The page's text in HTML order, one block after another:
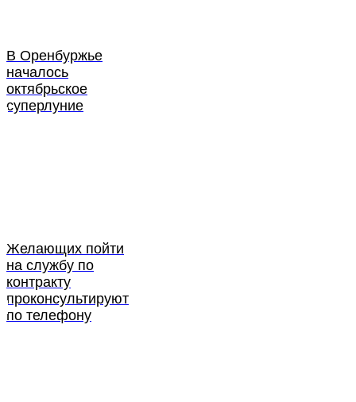
В Оренбуржье
началось
октябрьское
суперлуние
Желающих пойти
на службу по
контракту
проконсультируют
по телефону